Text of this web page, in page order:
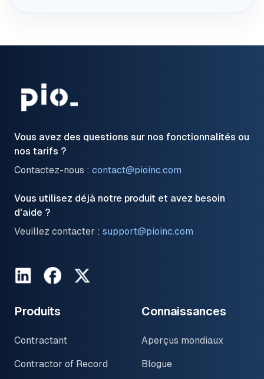
Vous avez des questions sur nos fonctionnalités ou
nos tarifs ?
Contactez-nous : contact@pioinc.com
Vous utilisez déjà notre produit et avez besoin
d'aide ?
Veuillez contacter : support@pioinc.com
LinkedInFacebookTwitter
Produits
Contractant
Contractor of Record
Connaissances
Aperçus mondiaux
Blogue